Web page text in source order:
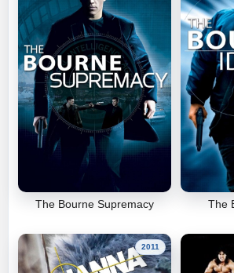
The Bourne Supremacy The
2011